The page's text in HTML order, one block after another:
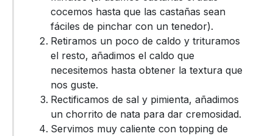
cocemos hasta que las castañas sean
fáciles de pinchar con un tenedor).
Retiramos un poco de caldo y trituramos
el resto, añadimos el caldo que
necesitemos hasta obtener la textura que
nos guste.
Rectificamos de sal y pimienta, añadimos
un chorrito de nata para dar cremosidad.
Servimos muy caliente con topping de